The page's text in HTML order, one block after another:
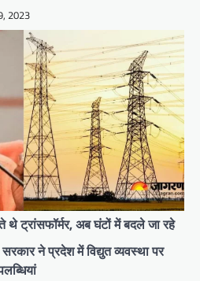
2023
थे ट्रांसफॉर्मर, अब घंटों में बदले जा रहे
ने प्रदेश में विद्युत व्यवस्था पर